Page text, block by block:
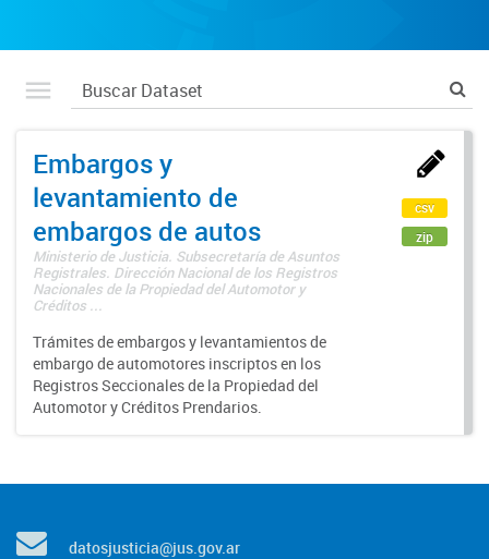
Embargos y
levantamiento de
embargos de autos
Ministerio de Justicia. Subsecretaría de Asuntos
Registrales. Dirección Nacional de los Registros
Nacionales de la Propiedad del Automotor y
Créditos ...
Trámites de embargos y levantamientos de
embargo de automotores inscriptos en los
Registros Seccionales de la Propiedad del
Automotor y Créditos Prendarios.
csv
zip
datosjusticia@jus.gov.ar